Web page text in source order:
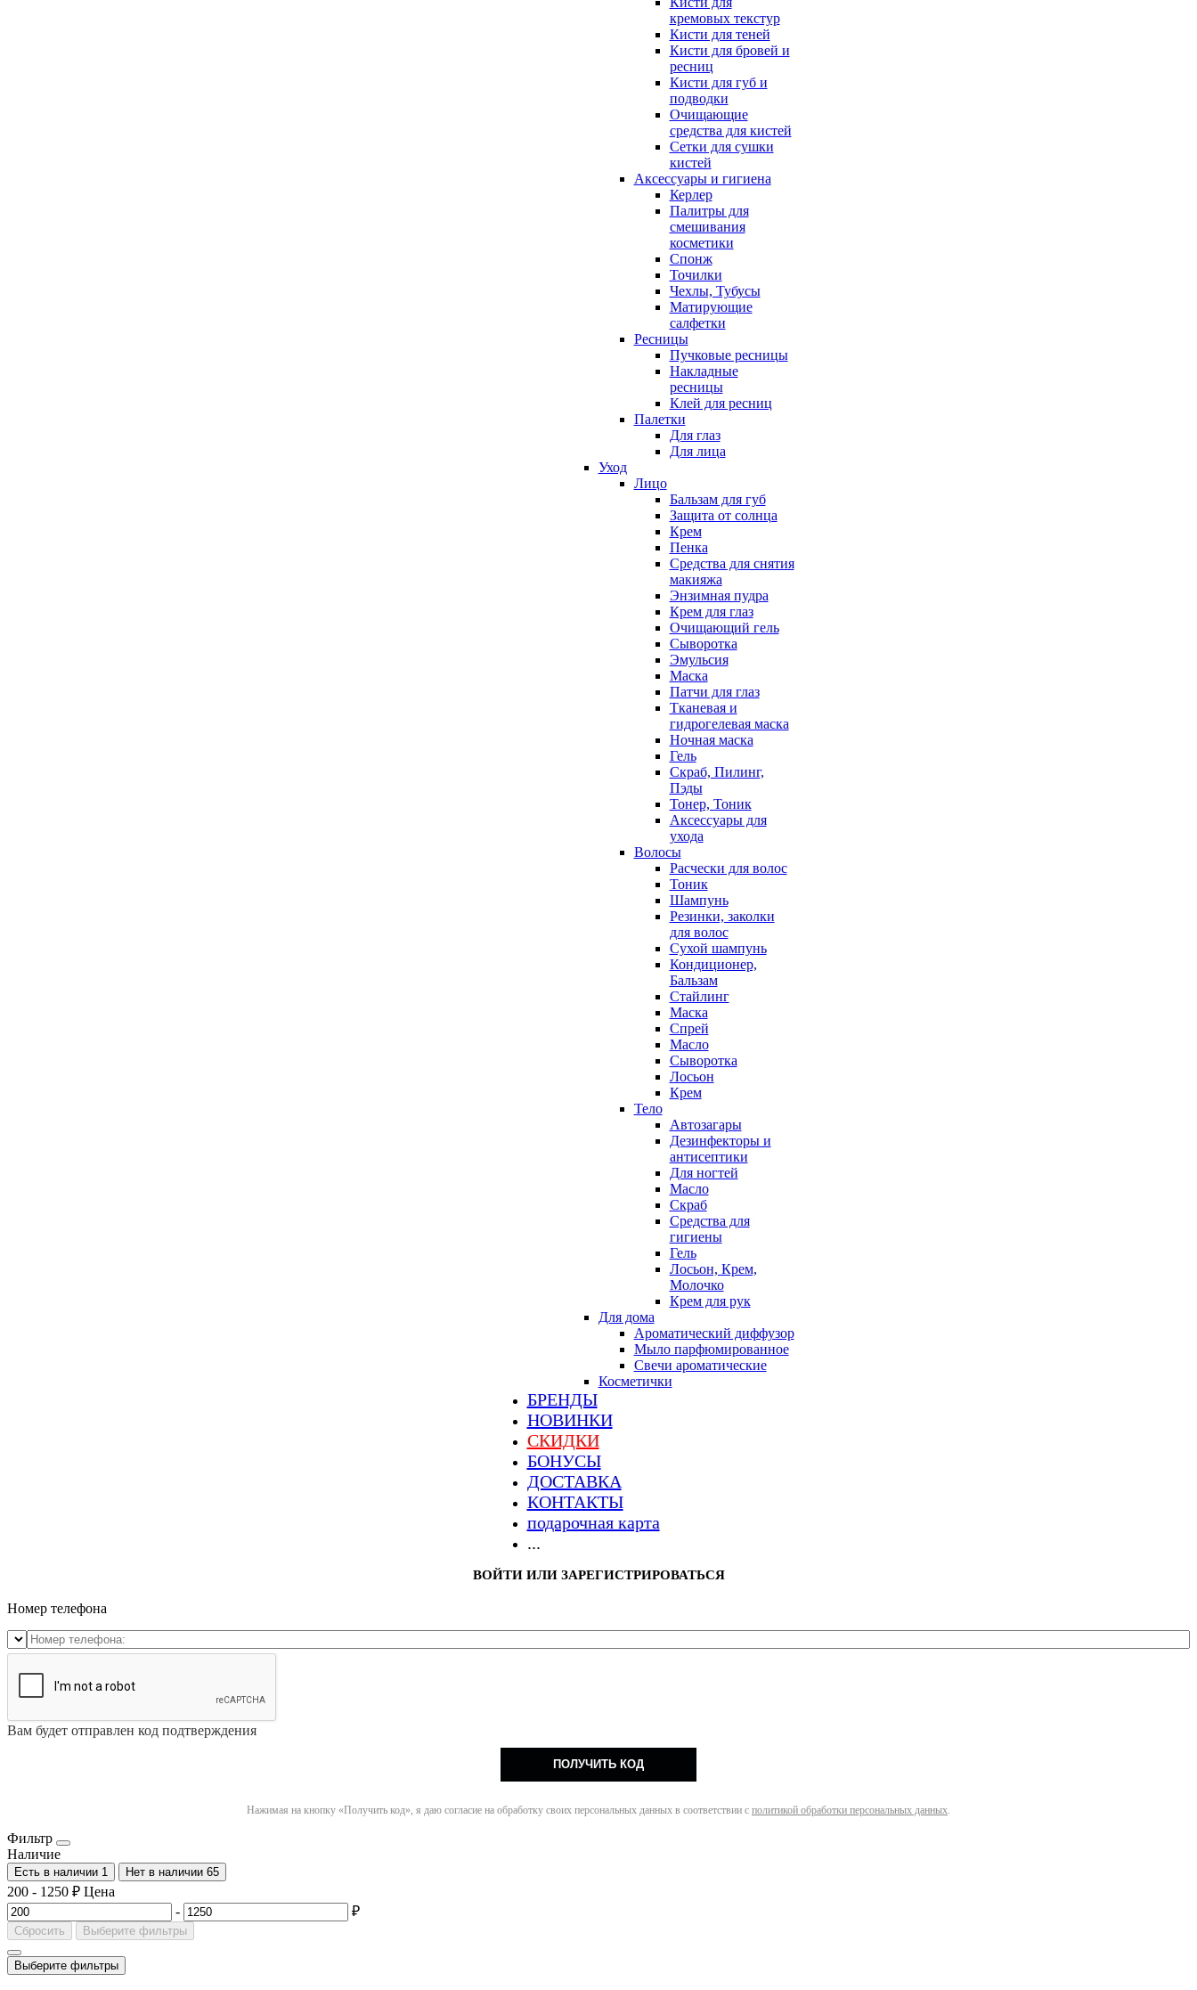
кремовых текстур
Кисти для теней
Кисти для бровей и
ресниц
Кисти для губ и
подводки
Очищающие
средства для кистей
Сетки для сушки
кистей
Аксессуары и гигиена
Керлер
Палитры для
смешивания
косметики
Спонж
Точилки
Чехлы, Тубусы
Матирующие
салфетки
Ресницы
Пучковые ресницы
Накладные
ресницы
Клей для ресниц
Палетки
Для глаз
Для лица
Уход
Лицо
Бальзам для губ
Защита от солнца
Крем
Пенка
Средства для снятия
макияжа
Энзимная пудра
Крем для глаз
Очищающий гель
Сыворотка
Эмульсия
Маска
Патчи для глаз
Тканевая и
гидрогелевая маска
Ночная маска
Гель
Скраб, Пилинг,
Пэды
Тонер, Тоник
Аксессуары для
ухода
Волосы
Расчески для волос
Тоник
Шампунь
Резинки, заколки
для волос
Сухой шампунь
Кондиционер,
Бальзам
Стайлинг
Маска
Спрей
Масло
Сыворотка
Лосьон
Крем
Тело
Автозагары
Дезинфекторы и
антисептики
Для ногтей
Масло
Скраб
Средства для
гигиены
Гель
Лосьон, Крем,
Молочко
Крем для рук
Для дома
Ароматический диффузор
Мыло парфюмированное
Свечи ароматические
Косметички
БРЕНДЫ
НОВИНКИ
СКИДКИ
БОНУСЫ
ДОСТАВКА
КОНТАКТЫ
подарочная карта
...
ВОЙТИ ИЛИ ЗАРЕГИСТРИРОВАТЬСЯ
Номер телефона
Вам будет отправлен код подтверждения
ПОЛУЧИТЬ КОД
Нажимая на кнопку «Получить код», я даю согласие на обработку своих персональных данных в соответствии с политикой обработки персональных данных.
Фильтр
Наличие
Есть в наличии 1 Нет в наличии 65
200 - 1250 ₽ Цена
-
₽
Сбросить Выберите фильтры
Выберите фильтры